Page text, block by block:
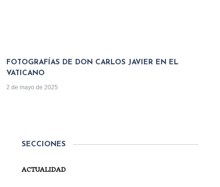
FOTOGRAFÍAS DE DON CARLOS JAVIER EN EL
VATICANO
2 de mayo de 2025
SECCIONES
ACTUALIDAD